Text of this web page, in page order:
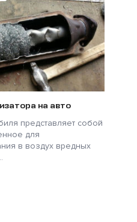
на авто
представляет собой
для
в воздух вредных